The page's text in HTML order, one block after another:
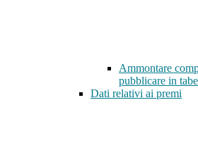
Ammontare
pubblicare in
Dati relativi ai premi